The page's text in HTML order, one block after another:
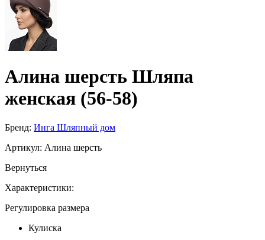
Алина шерсть Шляпа
женская (56-58)
Бренд: Инга Шляпный дом
Артикул: Алина шерсть
Вернуться
Характеристики:
Регулировка размера
Кулиска